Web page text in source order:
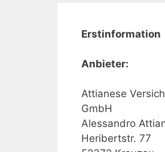
Erstinformation
Anbieter:
Attianese
GmbH
Alessandro
Heribertstr. 77